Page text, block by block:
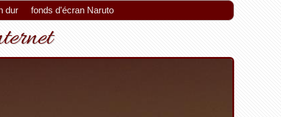
dur fonds d'écran Naruto